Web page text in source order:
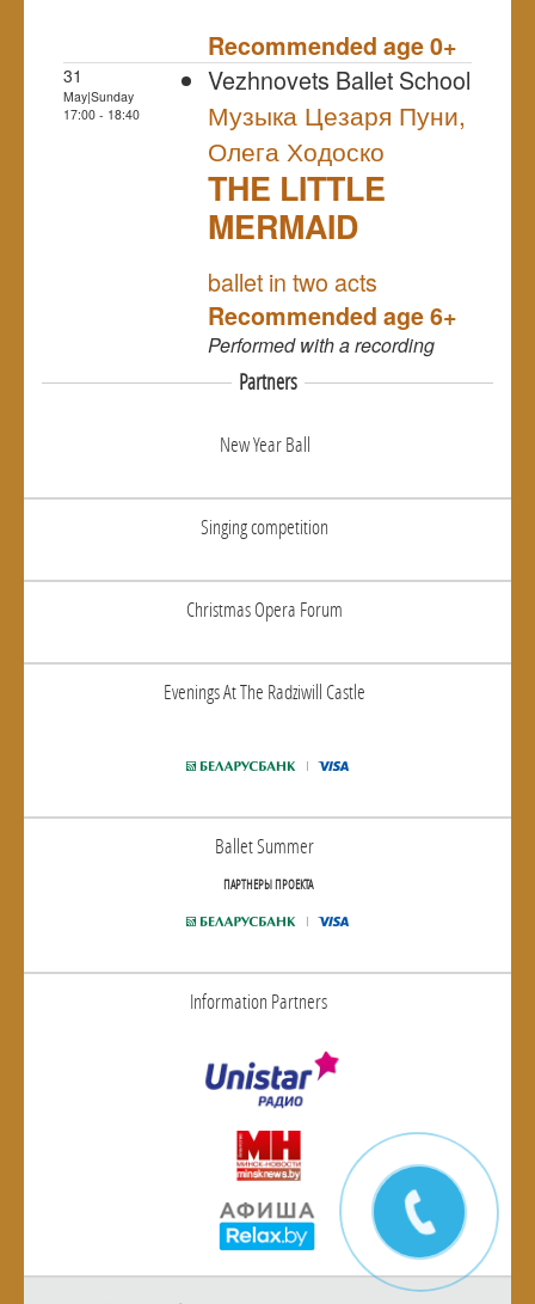
Recommended age 0+
31
May|Sunday
17:00 - 18:40
Vezhnovets Ballet School
Музыка Цезаря Пуни,
Олега Ходоско
THE LITTLE
MERMAID
ballet in two acts
Recommended age 6+
Performedwith a recording
Partners
New Year Ball
Singing competition
Christmas Opera Forum
Evenings At The Radziwill Castle
Ballet Summer
ПАРТНЕРЫ ПРОЕКТА
Information Partners